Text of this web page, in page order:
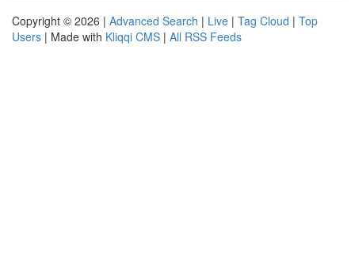
Copyright © 2026 | Advanced Search | Live | Tag Cloud | Top
Users | Made with Kliqqi CMS | All RSS Feeds